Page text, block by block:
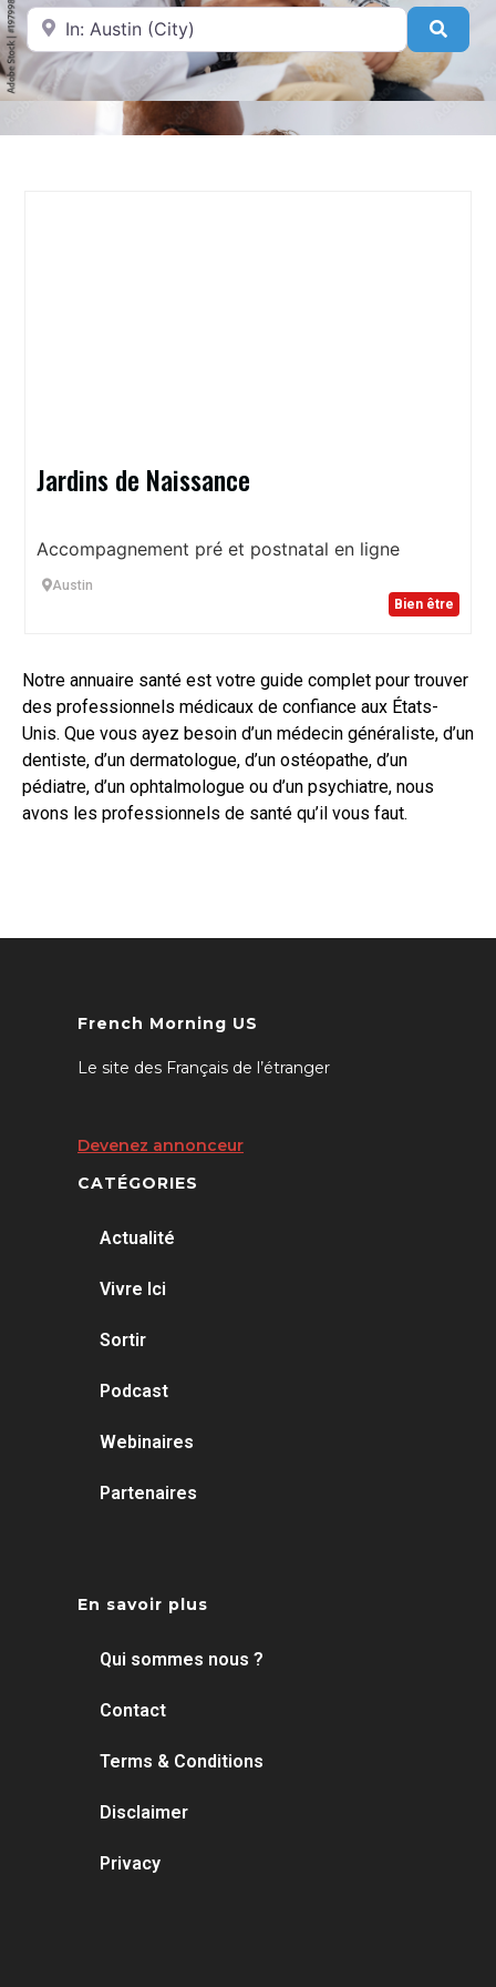
A proximité de
Jardins de Naissance
Accompagnement pré et postnatal en ligne
Austin
Bien être
Notre annuaire santé est votre guide complet pour trouver
des professionnels médicaux de confiance aux États-
Unis. Que vous ayez besoin d’un médecin généraliste, d’un
dentiste, d’un dermatologue, d’un ostéopathe, d’un
pédiatre, d’un ophtalmologue ou d’un psychiatre, nous
avons les professionnels de santé qu’il vous faut.
French Morning US
Le site des Français de l’étranger
Devenez annonceur
CATÉGORIES
Actualité
Vivre Ici
Sortir
Podcast
Webinaires
Partenaires
En savoir plus
Qui sommes nous ?
Contact
Terms & Conditions
Disclaimer
Privacy